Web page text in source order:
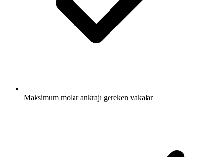
Maksimum molar ankrajı gereken vakalar